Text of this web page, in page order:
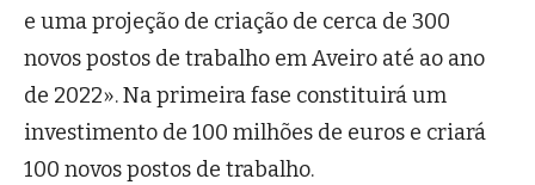
e uma projeção de criação de cerca de 300
novos postos de trabalho em Aveiro até ao ano
de 2022». Na primeira fase constituirá um
investimento de 100 milhões de euros e criará
100 novos postos de trabalho.